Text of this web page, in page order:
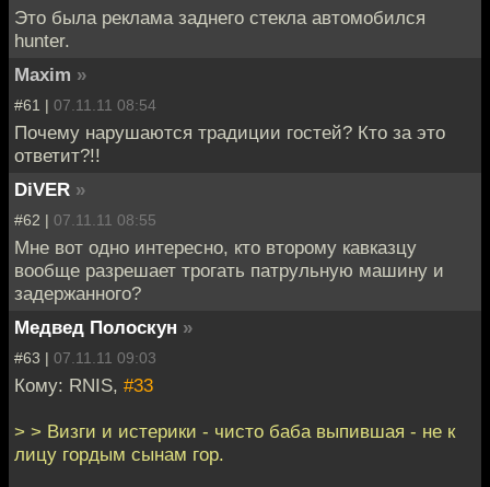
Это была реклама заднего стекла автомобился
hunter.
Maxim »
#61 | 07.11.11 08:54
Почему нарушаются традиции гостей? Кто за это
ответит?!!
DiVER »
#62 | 07.11.11 08:55
Мне вот одно интересно, кто второму кавказцу
вообще разрешает трогать патрульную машину и
задержанного?
Медвед Полоскун »
#63 | 07.11.11 09:03
Кому: RNIS, #33
> > Визги и истерики - чисто баба выпившая - не к
лицу гордым сынам гор.